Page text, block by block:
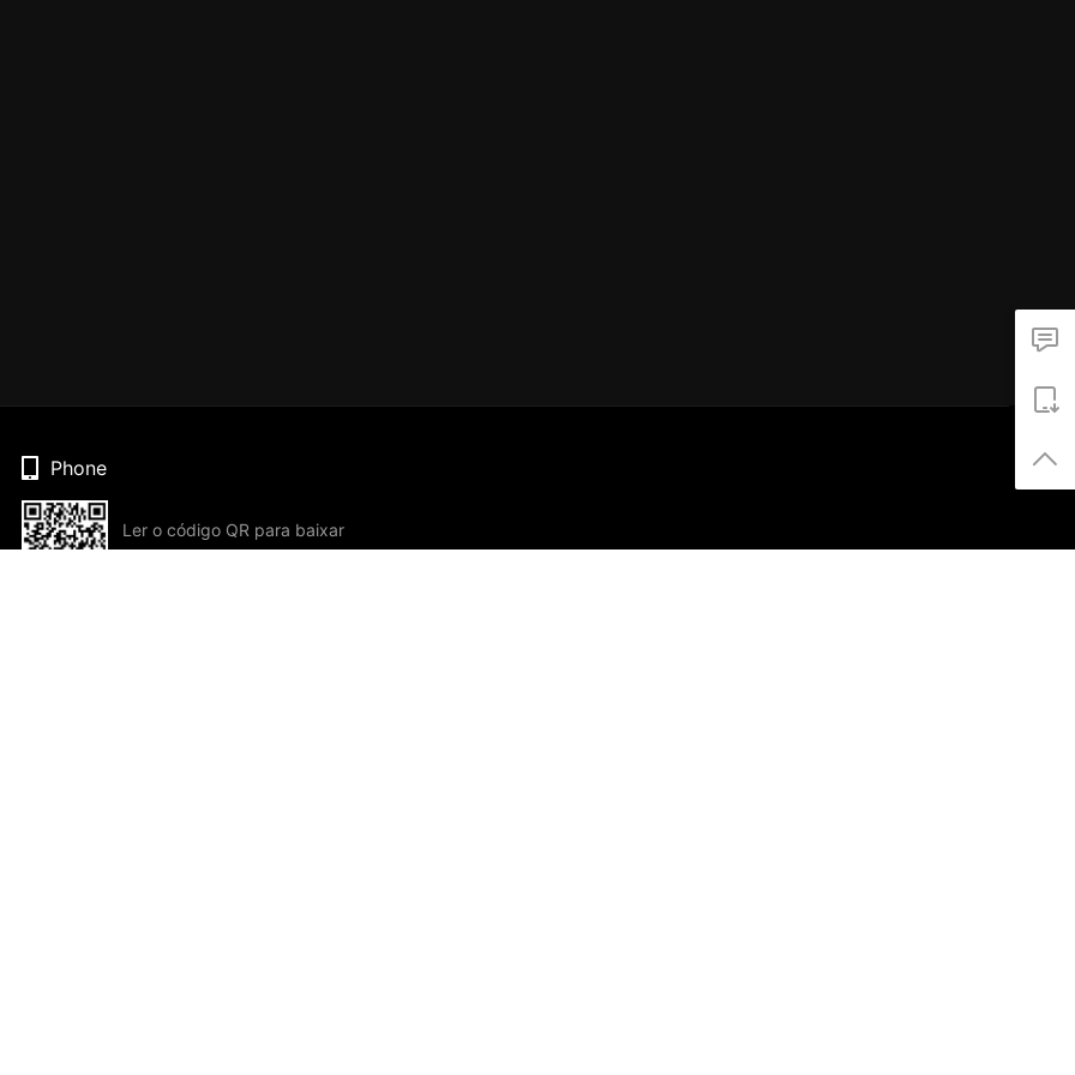
Phone
Ler o código QR para baixar
o App agora